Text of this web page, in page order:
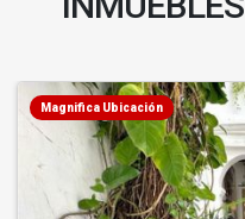
Magnifica Ubicación